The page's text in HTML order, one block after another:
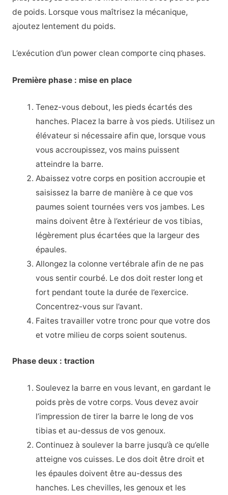
de poids. Lorsque vous maîtrisez la mécanique,
ajoutez lentement du poids.
L’exécution d’un power clean comporte cinq phases.
Première phase : mise en place
Tenez-vous debout, les pieds écartés des
hanches. Placez la barre à vos pieds. Utilisez un
élévateur si nécessaire afin que, lorsque vous
vous accroupissez, vos mains puissent
atteindre la barre.
Abaissez votre corps en position accroupie et
saisissez la barre de manière à ce que vos
paumes soient tournées vers vos jambes. Les
mains doivent être à l’extérieur de vos tibias,
légèrement plus écartées que la largeur des
épaules.
Allongez la colonne vertébrale afin de ne pas
vous sentir courbé. Le dos doit rester long et
fort pendant toute la durée de l’exercice.
Concentrez-vous sur l’avant.
Faites travailler votre tronc pour que votre dos
et votre milieu de corps soient soutenus.
Phase deux : traction
Soulevez la barre en vous levant, en gardant le
poids près de votre corps. Vous devez avoir
l’impression de tirer la barre le long de vos
tibias et au-dessus de vos genoux.
Continuez à soulever la barre jusqu’à ce qu’elle
atteigne vos cuisses. Le dos doit être droit et
les épaules doivent être au-dessus des
hanches. Les chevilles, les genoux et les